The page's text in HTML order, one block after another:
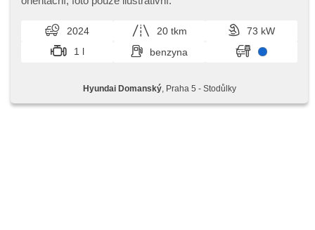
poduszki pasażera, światła do jazdy dziennej, digitální
příjem rádia (DAB), digitální přístrojová deska, digitální
přístrojový štít, dotykové ovládání palubního počítače,
kanapa tylna dzielona, el. opuszczane szyby, el. składane
kierownica wielofunkcyjna, regulowana kierownica,
komputer pokładowy, parkovací kamera, parkovací senzory
2024 20 tkm
73 kW
1 l
benzyna
Hyundai Domanský, Praha 5 - Stodůlky